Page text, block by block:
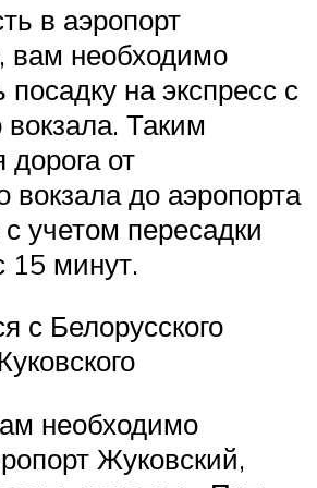
в аэропорт
вам необходимо
на экспресс с
вокзала. Таким
дорога от
вокзала до аэропорта
учетом пересадки
15 минут.
с Белорусского
необходимо
Жуковский,